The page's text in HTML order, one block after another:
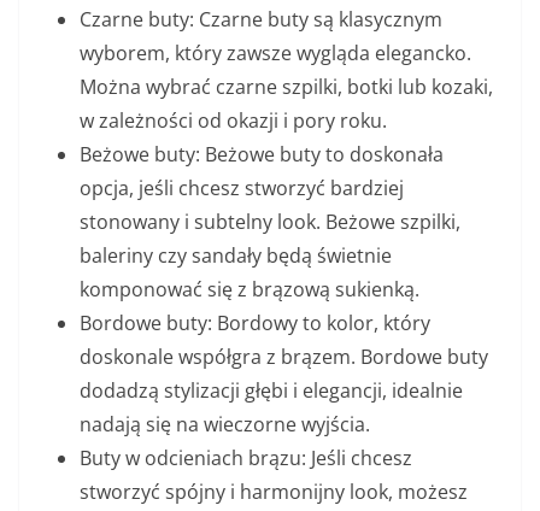
Czarne buty: Czarne buty są klasycznym
wyborem, który zawsze wygląda elegancko.
Można wybrać czarne szpilki, botki lub kozaki,
w zależności od okazji i pory roku.
Beżowe buty: Beżowe buty to doskonała
opcja, jeśli chcesz stworzyć bardziej
stonowany i subtelny look. Beżowe szpilki,
baleriny czy sandały będą świetnie
komponować się z brązową sukienką.
Bordowe buty: Bordowy to kolor, który
doskonale współgra z brązem. Bordowe buty
dodadzą stylizacji głębi i elegancji, idealnie
nadają się na wieczorne wyjścia.
Buty w odcieniach brązu: Jeśli chcesz
stworzyć spójny i harmonijny look, możesz